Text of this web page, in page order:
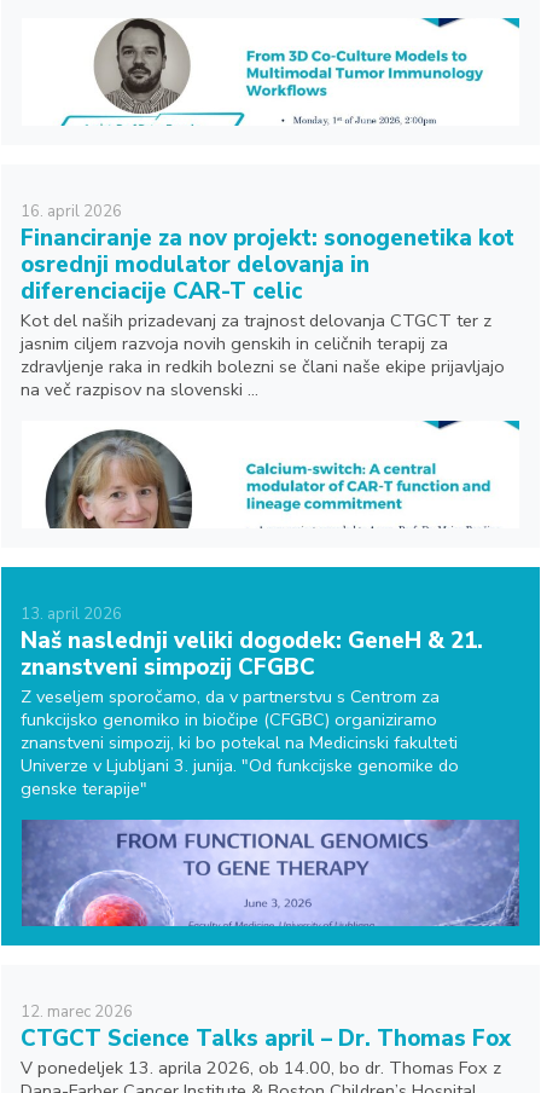
16. april 2026
Financiranje za nov projekt: sonogenetika kot
osrednji modulator delovanja in
diferenciacije CAR-T celic
Kot del naših prizadevanj za trajnost delovanja CTGCT ter z
jasnim ciljem razvoja novih genskih in celičnih terapij za
zdravljenje raka in redkih bolezni se člani naše ekipe prijavljajo
na več razpisov na slovenski ...
13. april 2026
Naš naslednji veliki dogodek: GeneH & 21.
znanstveni simpozij CFGBC
Z veseljem sporočamo, da v partnerstvu s Centrom za
funkcijsko genomiko in biočipe (CFGBC) organiziramo
znanstveni simpozij, ki bo potekal na Medicinski fakulteti
Univerze v Ljubljani 3. junija. "Od funkcijske genomike do
genske terapije"
12. marec 2026
CTGCT Science Talks april – Dr. Thomas Fox
V ponedeljek 13. aprila 2026, ob 14.00, bo dr. Thomas Fox z